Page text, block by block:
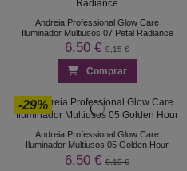
Andreia Professional Glow Care
Iluminador Multiusos 07 Petal Radiance
6,50 € 9,15 €
Comprar
-29%
Andreia Professional Glow Care
Iluminador Multiusos 05 Golden Hour
6,50 € 9,15 €